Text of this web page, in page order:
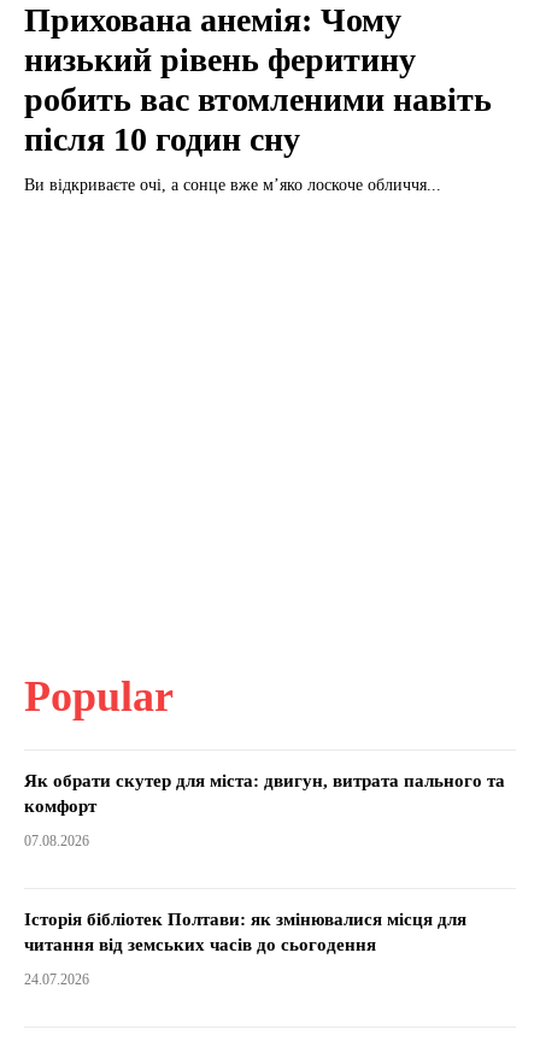
Прихована анемія: Чому
низький рівень феритину
робить вас втомленими навіть
після 10 годин сну
Ви відкриваєте очі, а сонце вже м’яко лоскоче обличчя...
Popular
Як обрати скутер для міста: двигун, витрата пального та
комфорт
07.08.2026
Історія бібліотек Полтави: як змінювалися місця для
читання від земських часів до сьогодення
24.07.2026